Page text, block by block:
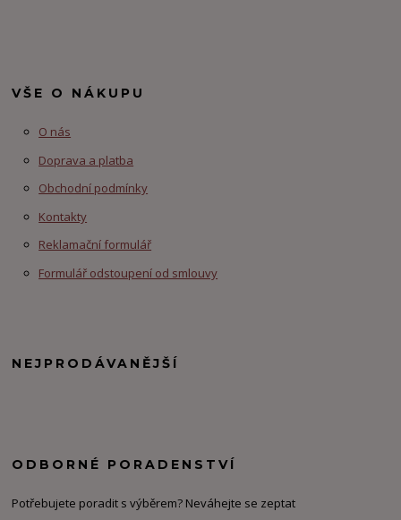
VŠE O NÁKUPU
O nás
Doprava a platba
Obchodní podmínky
Kontakty
Reklamační formulář
Formulář odstoupení od smlouvy
NEJPRODÁVANĚJŠÍ
ODBORNÉ PORADENSTVÍ
Potřebujete poradit s výběrem? Neváhejte se zeptat